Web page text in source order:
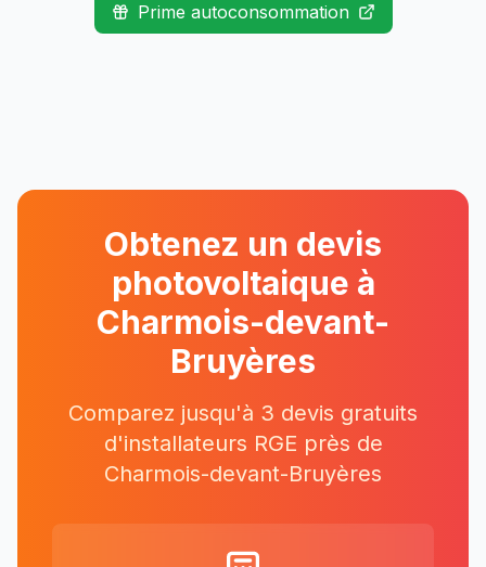
Prime autoconsommation
Obtenez un devis
photovoltaique à
Charmois-devant-
Bruyères
Comparez jusqu'à 3 devis gratuits
d'installateurs RGE près de
Charmois-devant-Bruyères